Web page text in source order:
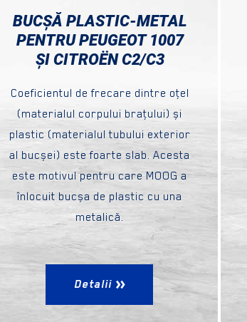
BUCȘĂ PLASTIC-METAL
PENTRU PEUGEOT 1007
ȘI CITROËN C2/C3
Coeficientul de frecare dintre oţel
(materialul corpului braţului) și
plastic (materialul tubului exterior
al bucșei) este foarte slab. Acesta
este motivul pentru care MOOG a
înlocuit bucșa de plastic cu una
metalică.
Detalii